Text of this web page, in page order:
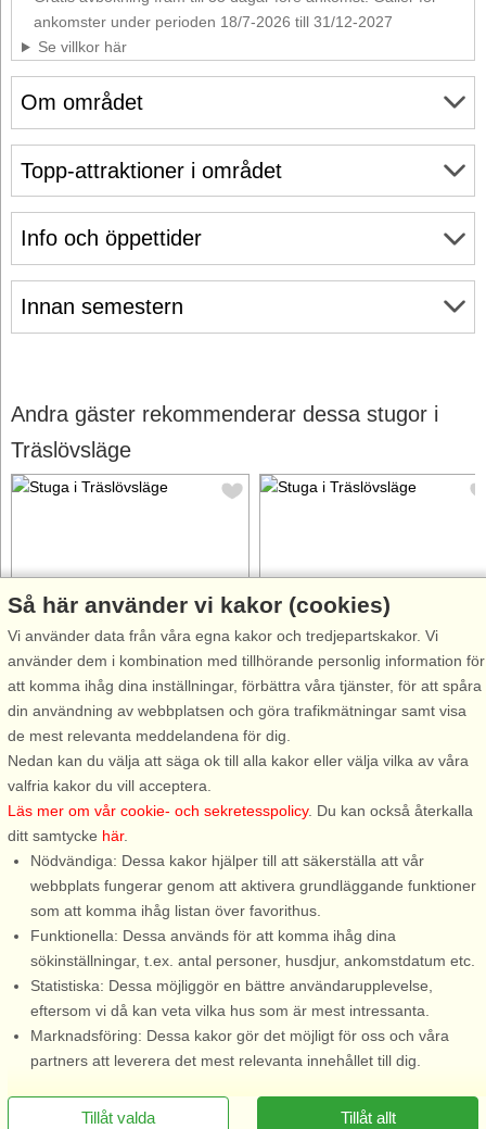
Om området
Info och öppettider
Innan semestern
ankomster under perioden 18/7-2026 till 31/12-2027
Se villkor här
Topp-attraktioner i området
Andra gäster rekommenderar dessa stugor i
Träslövsläge
Stugnr: 48405
Träslövsläge
5 personer, 54 m²
500 m till sjö/hav:.
Ett Mycket trivsamt fritidshus
som ligger i ett mindre
stugområde utan
genomfartsväg och med havet
inom bekvämt räckhåll.
Området är lugnt och rofyllt.
Stugan är nyligen renoverad
invändigt och har en ...
från 6.576 SEK
Stugnr: 54159
Träslövsläge
7 personer, 76 m²
500 m till sjö/hav:.
En trevlig stuga i ett väldigt fint
stugområde med
fina badstrand och den
som är perfekt för den stora
familjen. Ni har allt ni behöver
inom bekvämt ...
från 9.878 SEK
Så här använder vi kakor (cookies)
Vi använder data från våra egna kakor och tredjepartskakor. Vi
använder dem i kombination med tillhörande personlig information för
att komma ihåg dina inställningar, förbättra våra tjänster, för att spåra
din användning av webbplatsen och göra trafikmätningar samt visa
de mest relevanta meddelandena för dig.
Nedan kan du välja att säga ok till alla kakor eller välja vilka av våra
valfria kakor du vill acceptera.
Läs mer om vår cookie- och sekretesspolicy. Du kan också återkalla
ditt samtycke här.
Nödvändiga: Dessa kakor hjälper till att säkerställa att vår
webbplats fungerar genom att aktivera grundläggande funktioner
som att komma ihåg listan över favorithus.
Funktionella: Dessa används för att komma ihåg dina
sökinställningar, t.ex. antal personer, husdjur, ankomstdatum etc.
Statistiska: Dessa möjliggör en bättre användarupplevelse,
eftersom vi då kan veta vilka hus som är mest intressanta.
Marknadsföring: Dessa kakor gör det möjligt för oss och våra
partners att leverera det mest relevanta innehållet till dig.
Tillåt allt
Tillåt valda